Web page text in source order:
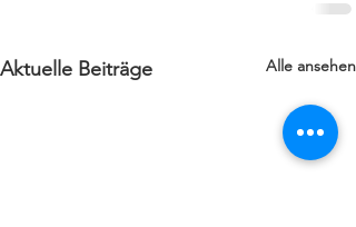
Aktuelle Beiträge Alle ansehen